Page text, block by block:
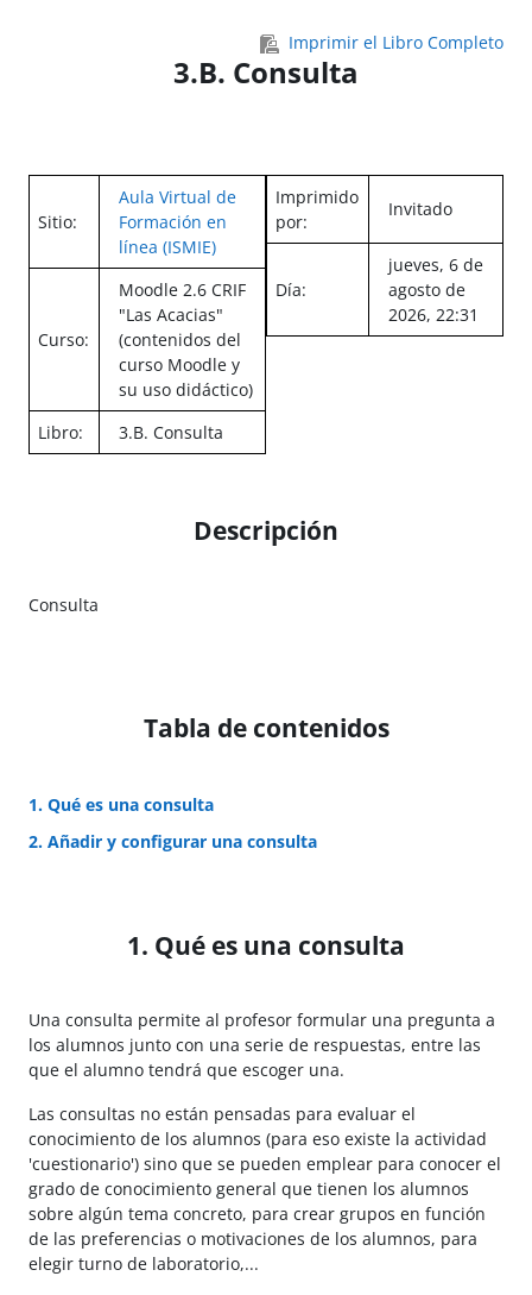
Imprimir el Libro Completo
3.B. Consulta
Sitio:
Aula Virtual de
Formación en
línea (ISMIE)
Curso:
Moodle 2.6 CRIF
"Las Acacias"
(contenidos del
curso Moodle y
su uso didáctico)
Libro:
3.B. Consulta
Imprimido
por:
Invitado
Día:
jueves, 6 de
agosto de
2026, 22:31
Descripción
Consulta
Tabla de contenidos
1. Qué es una consulta
2. Añadir y configurar una consulta
1. Qué es una consulta
Una consulta permite al profesor formular una pregunta a
los alumnos junto con una serie de respuestas, entre las
que el alumno tendrá que escoger una.
Las consultas no están pensadas para evaluar el
conocimiento de los alumnos (para eso existe la actividad
'cuestionario') sino que se pueden emplear para conocer el
grado de conocimiento general que tienen los alumnos
sobre algún tema concreto, para crear grupos en función
de las preferencias o motivaciones de los alumnos, para
elegir turno de laboratorio,...